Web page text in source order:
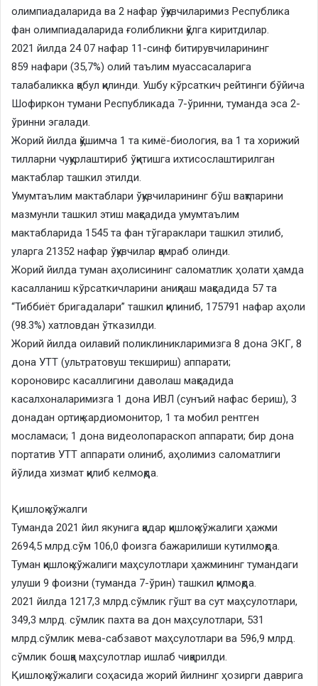
олимпиадаларида ва 2 нафар ўқувчиларимиз Республика
фан олимпиадаларида ғолибликни қўлга киритдилар.
2021 йилда 24 07 нафар 11-синф битирувчиларининг
859 нафари (35,7%) олий таълим муассасаларига
талабаликка қабул қилинди. Ушбу кўрсаткич рейтинги бўйича
Шофиркон тумани Республикада 7-ўринни, туманда эса 2-
ўринни эгалади.
Жорий йилда қўшимча 1 та кимё-биология, ва 1 та хорижий
тилларни чуқурлаштириб ўқитишга ихтисослаштирилган
мактаблар ташкил этилди.
Умумтаълим мактаблари ўқувчиларининг бўш вақтларини
мазмунли ташкил этиш мақсадида умумтаълим
мактабларида 1545 та фан тўгараклари ташкил этилиб,
уларга 21352 нафар ўқувчилар қамраб олинди.
Жорий йилда туман аҳолисининг саломатлик ҳолати ҳамда
касалланиш кўрсаткичларини аниқлаш мақсадида 57 та
“Тиббиёт бригадалари” ташкил қилиниб, 175791 нафар аҳоли
(98.3%) хатловдан ўтказилди.
Жорий йилда оилавий поликлиникларимизга 8 дона ЭКГ, 8
дона УТТ (ультратовуш текшириш) аппарати;
короновирс касаллигини даволаш мақсадида
касалхоналаримизга 1 дона ИВЛ (сунъий нафас бериш), 3
донадан ортиқ кардиомонитор, 1 та мобил рентген
мосламаси; 1 дона видеолопараскоп аппарати; бир дона
портатив УТТ аппарати олиниб, аҳолимиз саломатлиги
йўлида хизмат қилиб келмоқда.
Қишлоқ хўжалги
Туманда 2021 йил якунига қадар қишлоқ хўжалиги ҳажми
2694,5 млрд.сўм 106,0 фоизга бажарилиши кутилмоқда.
Туман қишлоқ хўжалиги маҳсулотлари ҳажмининг тумандаги
улуши 9 фоизни (туманда 7-ўрин) ташкил қилмоқда.
2021 йилда 1217,3 млрд.сўмлик гўшт ва сут маҳсулотлари,
349,3 млрд. сўмлик пахта ва дон маҳсулотлари, 531
млрд.сўмлик мева-сабзавот маҳсулотлари ва 596,9 млрд.
сўмлик бошқа маҳсулотлар ишлаб чиқарилди.
Қишлоқ хўжалиги соҳасида жорий йилнинг ҳозирги даврига